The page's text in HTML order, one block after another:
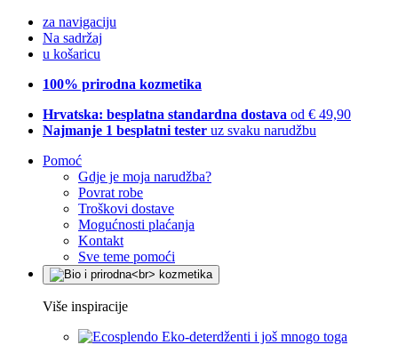
za navigaciju
Na sadržaj
u košaricu
100% prirodna kozmetika
Hrvatska: besplatna standardna dostava od € 49,90
Najmanje 1 besplatni tester uz svaku narudžbu
Pomoć
Gdje je moja narudžba?
Povrat robe
Troškovi dostave
Mogućnosti plaćanja
Kontakt
Sve teme pomoći
Više inspiracije
Eko-deterdženti i još mnogo toga